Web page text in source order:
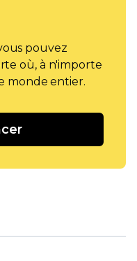
pouvez
où, à n'importe
monde entier.